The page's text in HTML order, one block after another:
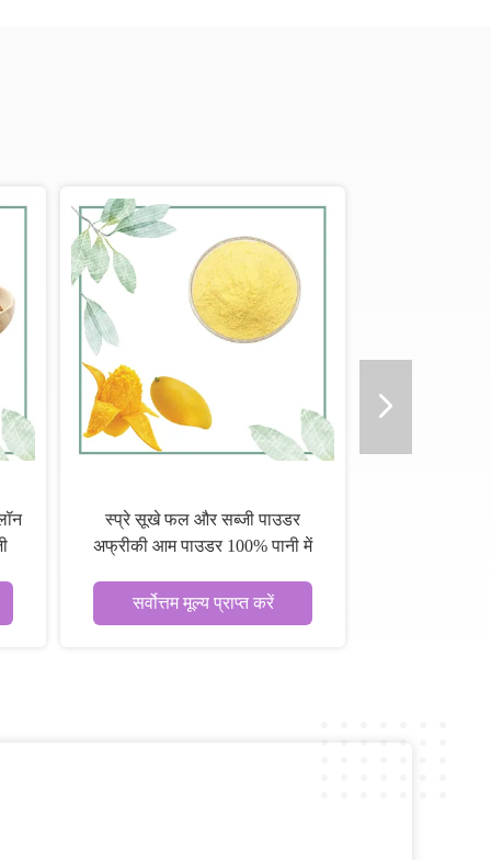
स्प्रे सूखे फल और सब्जी पाउडर
अफ्रीकी आम पाउडर 100% पानी में
सर्वोत्तम मूल्य प्राप्त करें